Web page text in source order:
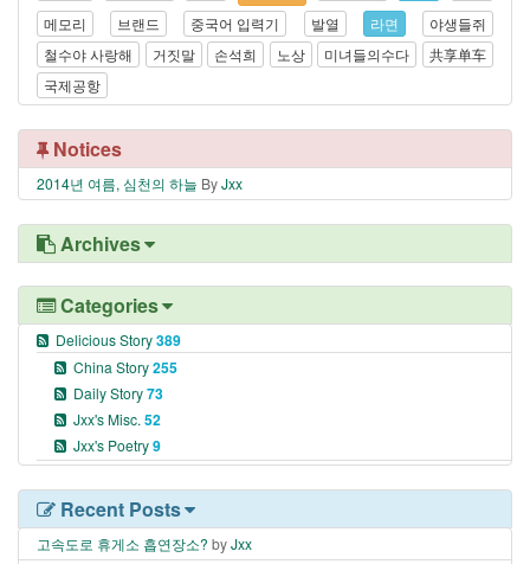
메모리
브랜드 중국어 입력기 발열 라면
야생들쥐
철수야 사랑해
거짓말 손석희 노상 미녀들의수다
共享单车
국제공항
Notices
2014년 여름, 심천의 하늘 ByJxx
Archives
Categories
Delicious Story389
China Story255
Daily Story73
Jxx's Misc. 52
Jxx's Poetry9
Recent Posts
고속도로 휴게소 흡연장소? byJxx